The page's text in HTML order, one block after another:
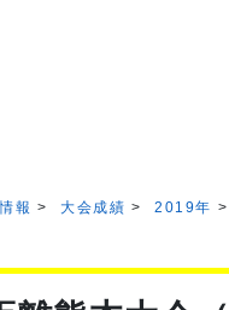
報 大会成績 2019年